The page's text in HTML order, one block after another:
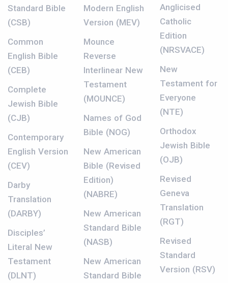
Standard Bible
(CSB)
Common
English Bible
(CEB)
Complete
Jewish Bible
(CJB)
Contemporary
English Version
(CEV)
Darby
Translation
(DARBY)
Disciples’
Literal New
Testament
(DLNT)
Modern English
Version (MEV)
Mounce
Reverse
Interlinear New
Testament
(MOUNCE)
Names of God
Bible (NOG)
New American
Bible (Revised
Edition)
(NABRE)
New American
Standard Bible
(NASB)
New American
Standard Bible
Anglicised
Catholic
Edition
(NRSVACE)
New
Testament for
Everyone
(NTE)
Orthodox
Jewish Bible
(OJB)
Revised
Geneva
Translation
(RGT)
Revised
Standard
Version (RSV)